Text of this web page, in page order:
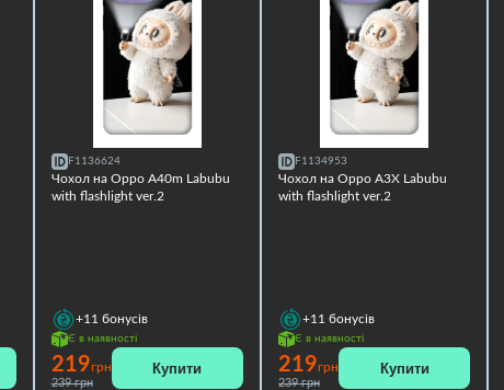
F1136624
Чохол на Oppo A40m Labubu
with flashlight ver.2
+11 бонусів
Є в наявності
219грн
239 грн
Купити
F1134953
Чохол на Oppo A3X Labubu
with flashlight ver.2
+11 бонусів
Є в наявності
219грн
239 грн
Купити